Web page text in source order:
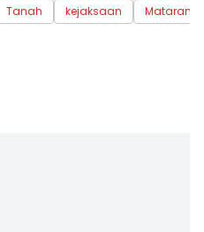
Tanah kejaksaan
Mataram